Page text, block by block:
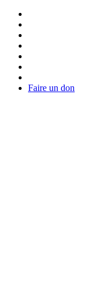
Faire un don